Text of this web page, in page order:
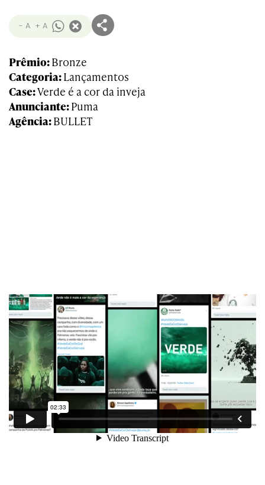
- A + A
Prêmio:Bronze
Categoria:Lançamentos
Case:Verde é a cor da inveja
Anunciante:Puma
Agência:BULLET